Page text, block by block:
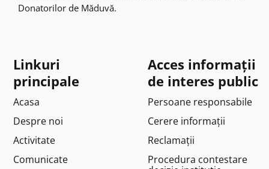
Donatorilor de Măduvă.
Linkuri
principale
Acasa
Despre noi
Activitate
Comunicate
Acces informații
de interes public
Persoane responsabile
Cerere informații
Reclamații
Procedura contestare